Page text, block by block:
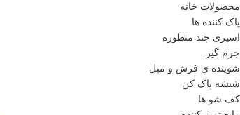
محصولات خانه
پاک کننده ها
اسپری چند منظوره
جرم گیر
شوینده ی فرش و مبل
شیشه پاک کن
کف شو ها